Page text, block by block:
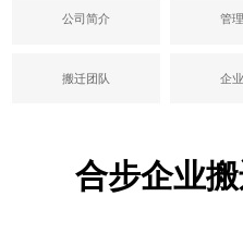
公司简介 管
搬迁团队 企
合步企业搬